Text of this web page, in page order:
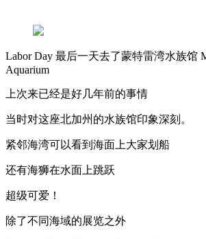
Labor Day 最后一天去了蒙特雷湾水族馆
Aquarium
上次来已经是好几年前的事情
当时对这座北加州的水族馆印象深刻。
紧邻海湾可以看到海面上大家划船
还有海狮在水面上跳跃
超级可爱！
除了不同海域的展览之外